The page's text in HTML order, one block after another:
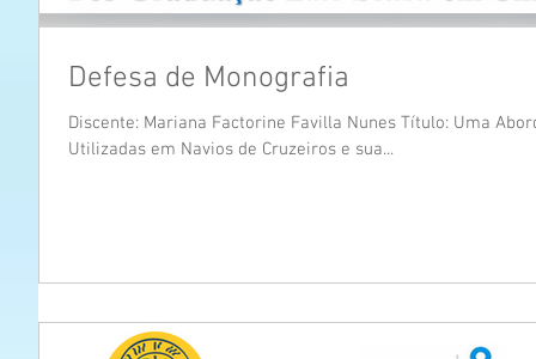
Defesa de Monografia
Discente: Mariana Factorine Favilla Nunes Título: Uma
Utilizadas em Navios de Cruzeiros e sua...